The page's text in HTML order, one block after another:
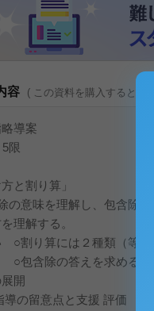
容 ( この資料を購入すると、
導案
限
と割り算」
意味を理解し、包含除の
理解する。
○割り算には２種類（等分
答えを求めること
開
導の留意点と支援 評価